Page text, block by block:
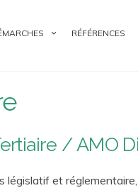
RÉFÉRENCES
/ AMO
législatif et